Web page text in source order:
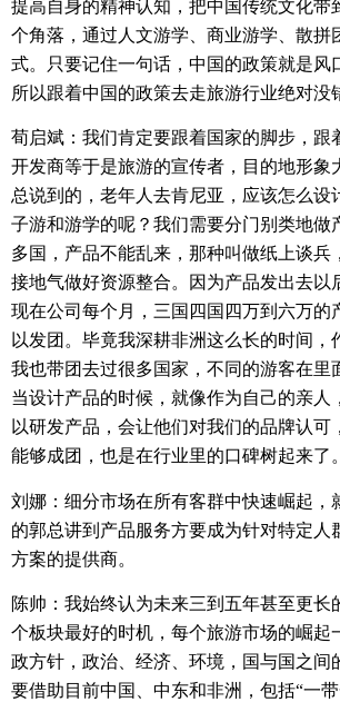
提高自身的精神认知，把中国传统文化带
个角落，通过人文游学、商业游学、散拼
式。只要记住一句话，中国的政策就是风
所以跟着中国的政策去走旅游行业绝对没
荀启斌 ：我们肯定要跟着国家的脚步，跟
开发商等于是旅游的宣传者，目的地形象
总说到的，老年人去肯尼亚，应该怎么设
子游和游学的呢？我们需要分门别类地做
多国，产品不能乱来，那种叫做纸上谈兵
接地气做好资源整合。因为产品发出去以
现在公司每个月，三国四国四万到六万的
以发团。毕竟我深耕非洲这么长的时间，
我也带团去过很多国家，不同的游客在里
当设计产品的时候，就像作为自己的亲人
以研发产品，会让他们对我们的品牌认可
能够成团，也是在行业里的口碑树起来了。
刘娜：细分市场在所有客群中快速崛起，
的郭总讲到产品服务方要成为针对特定人
方案的提供商。
陈帅：我始终认为未来三到五年甚至更长
个板块最好的时机，每个旅游市场的崛起
政方针，政治、经济、环境，国与国之间
要借助目前中国、中东和非洲，包括“一